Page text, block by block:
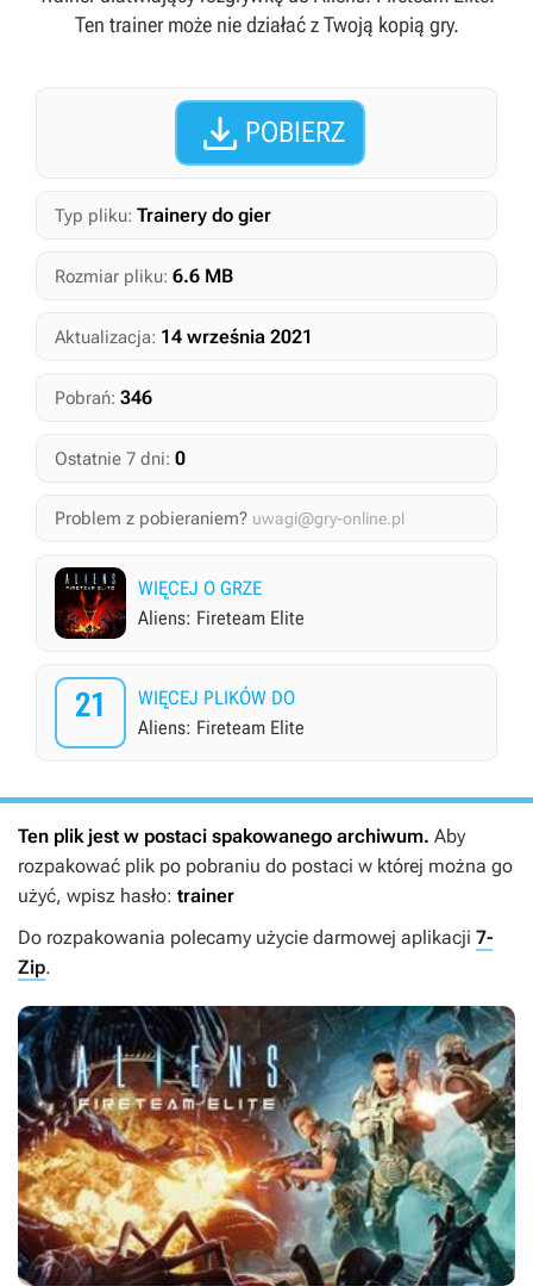
Ten trainer może nie działać z Twoją kopią gry.
 POBIERZ
Typ pliku: Trainery do gier
Rozmiar pliku: 6.6 MB
Aktualizacja: 14 września 2021
Pobrań: 346
Ostatnie 7 dni: 0
Problem z pobieraniem? uwagi@gry-online.pl
WIĘCEJ O GRZE
Aliens: Fireteam Elite
21
WIĘCEJ PLIKÓW DO
Aliens: Fireteam Elite
Ten plik jest w postaci spakowanego archiwum. Aby
rozpakować plik po pobraniu do postaci w której można go
użyć, wpisz hasło: trainer
Do rozpakowania polecamy użycie darmowej aplikacji 7-
Zip.